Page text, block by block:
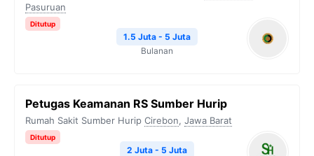
Pasuruan
Ditutup
1.5 Juta - 5 Juta
Bulanan
Petugas Keamanan RS Sumber Hurip
Rumah Sakit Sumber Hurip Cirebon, Jawa Barat
Ditutup
2 Juta - 5 Juta